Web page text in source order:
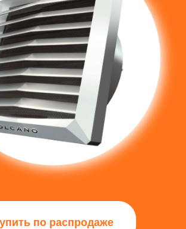
по распродаже